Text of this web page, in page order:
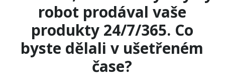
robot prodával vaše
produkty 24/7/365. Co
byste dělali v ušetřeném
čase?